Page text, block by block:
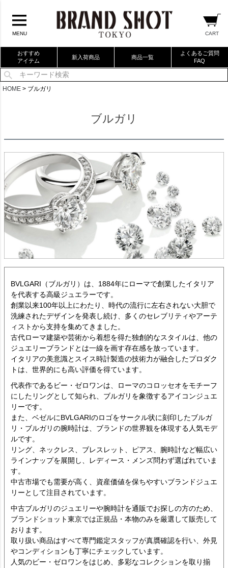
MENU CART
おすすめ
アイテム
新入荷商品 商品一覧
よくあるご質問
FAQ
当店厳選ブランドバック
ブランドリングコレクション
HOME ブルガリ
ブルガリ
BVLGARI（ブルガリ）は、1884年にローマで創業したイタリア
を代表する高級ジュエラーです。
創業以来100年以上にわたり、時代の流行に左右されない大胆で
洗練されたデザインを発表し続け、多くのセレブリティやアーテ
ィストから支持を集めてきました。
古代ローマ建築や芸術から着想を得た独創的なスタイルは、他の
ジュエリーブランドとは一線を画す存在感を放っています。
イタリアの美意識とスイス時計製造の技術力が融合したプロダク
トは、世界的にも高い評価を得ています。
代表作であるビー・ゼロワンは、ローマのコロッセオをモチーフ
にしたリングとして知られ、ブルガリを象徴するアイコンジュエ
リーです。
また、ベゼルにBVLGARIのロゴをサークル状に刻印したブルガ
リ・ブルガリの腕時計は、ブランドの世界観を体現する人気モデ
ルです。
リング、ネックレス、ブレスレット、ピアス、腕時計など幅広い
ラインナップを展開し、レディース・メンズ問わず選ばれていま
す。
中古市場でも需要が高く、資産価値を保ちやすいブランドジュエ
リーとして注目されています。
中古ブルガリのジュエリーや腕時計を通販でお探しの方のため、
ブランドショット東京では正規品・本物のみを厳選して販売して
おります。
取り扱い商品はすべて専門鑑定スタッフが真贋確認を行い、外見
やコンディションも丁寧にチェックしています。
人気のビー・ゼロワンをはじめ、多彩なコレクションを取り揃